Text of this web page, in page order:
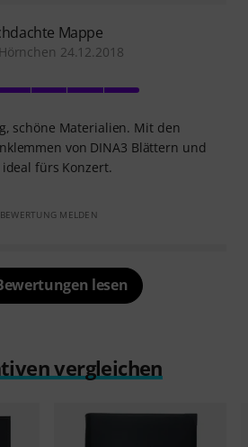
Mappe
24.12.2018
schöne Materialien. Mit den
von DINA3 Blättern und
fürs Konzert.
BEWERTUNG MELDEN
lesen
vergleichen